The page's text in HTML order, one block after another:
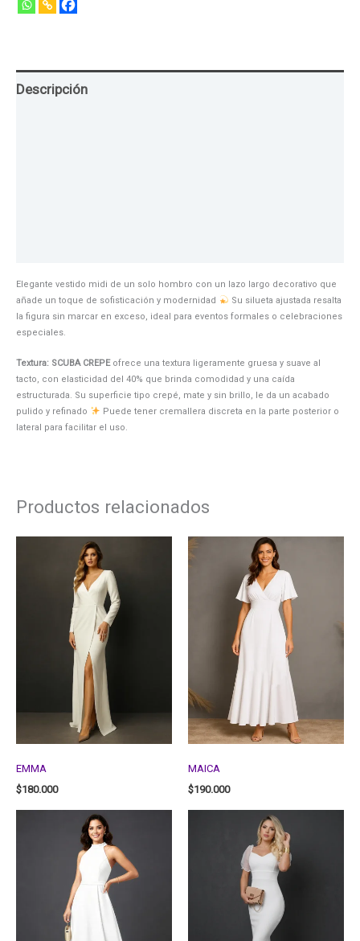
Descripción
Elegante vestido midi de un solo hombro con un lazo largo decorativo que
añade un toque de sofisticación y modernidad
Su silueta ajustada resalta
la figura sin marcar en exceso, ideal para eventos formales o celebraciones
especiales.
Textura: SCUBA CREPEofrece una textura ligeramente gruesa y suave al
tacto, con elasticidad del 40% que brinda comodidad y una caída
estructurada. Su superficie tipo crepé, mate y sin brillo, le da un acabado
pulido y refinado
Puede tener cremallera discreta en la parte posterior o
lateral para facilitar el uso.
Productos relacionados
EMMA
$180.000
MAICA
$190.000